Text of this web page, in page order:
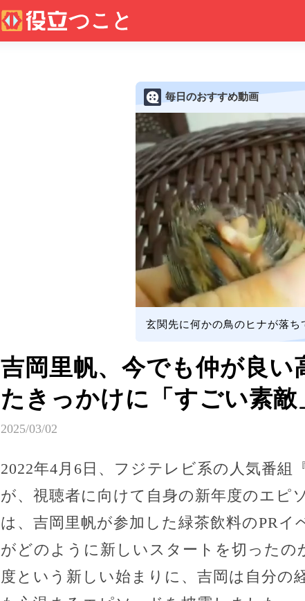
毎日のおすすめ動画
玄関先に何かの鳥のヒナが落
吉岡里帆、今でも仲が良い
たきっかけに「すごい素敵
2025/03/02
2022年4月6日、フジテレビ系の人気番
が、視聴者に向けて自身の新年度のエピ
は、吉岡里帆が参加した緑茶飲料のPR
がどのように新しいスタートを切った
度という新しい始まりに、吉岡は自分の